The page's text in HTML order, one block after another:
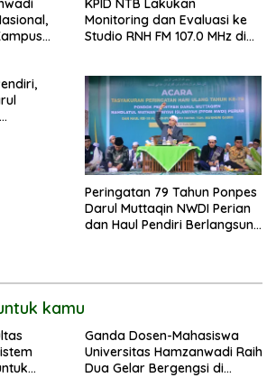
KPID NTB Lakukan
Monitoring dan Evaluasi ke
Studio RNH FM 107.0 MHz di
Peringatan 79 Tahun Ponpes
Darul Muttaqin NWDI Perian
dan Haul Pendiri Berlangsung
kamu
Ganda Dosen-Mahasiswa
Universitas Hamzanwadi Raih
Dua Gelar Bergengsi di